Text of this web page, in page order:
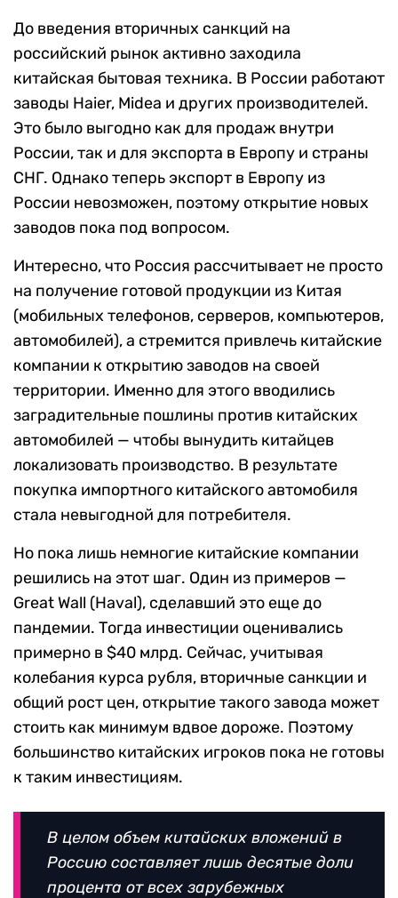
До введения вторичных санкций на
российский рынок активно заходила
китайская бытовая техника. В России работают
заводы Haier, Midea и других производителей.
Это было выгодно как для продаж внутри
России, так и для экспорта в Европу и страны
СНГ. Однако теперь экспорт в Европу из
России невозможен, поэтому открытие новых
заводов пока под вопросом.
Интересно, что Россия рассчитывает не просто
на получение готовой продукции из Китая
(мобильных телефонов, серверов, компьютеров,
автомобилей), а стремится привлечь китайские
компании к открытию заводов на своей
территории. Именно для этого вводились
заградительные пошлины против китайских
автомобилей — чтобы вынудить китайцев
локализовать производство. В результате
покупка импортного китайского автомобиля
стала невыгодной для потребителя.
Но пока лишь немногие китайские компании
решились на этот шаг. Один из примеров —
Great Wall (Haval), сделавший это еще до
пандемии. Тогда инвестиции оценивались
примерно в $40 млрд. Сейчас, учитывая
колебания курса рубля, вторичные санкции и
общий рост цен, открытие такого завода может
стоить как минимум вдвое дороже. Поэтому
большинство китайских игроков пока не готовы
к таким инвестициям.
В целом объем китайских вложений в
Россию составляет лишь десятые доли
процента от всех зарубежных